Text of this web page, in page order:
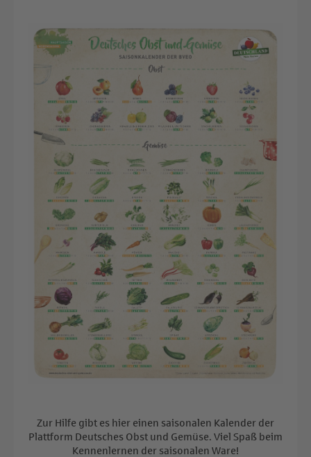
Zur Hilfe gibt es hier einen saisonalen Kalender der
Plattform Deutsches Obst und Gemüse. Viel Spaß beim
Kennenlernen der saisonalen Ware!